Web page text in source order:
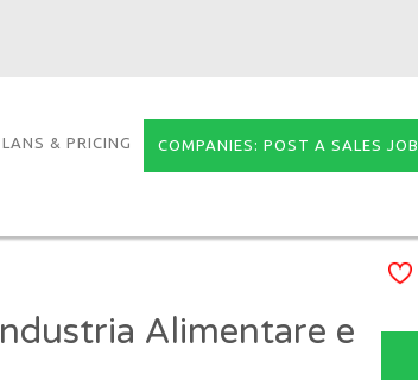
& PRICING COMPANIES: POST A SALES JOB
Alimentare e